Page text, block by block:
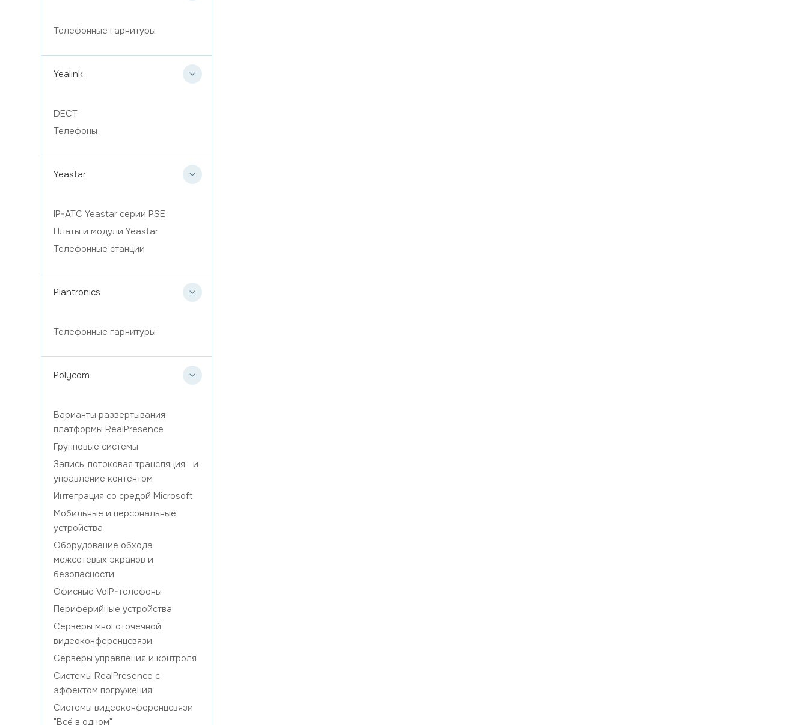
Телефонные гарнитуры
Yealink
DECT
Телефоны
Yeastar
IP-АТС Yeastar серии PSE
Платы и модули Yeastar
Телефонные станции
Plantronics
Телефонные гарнитуры
Polycom
Варианты развертывания
платформы RealPresence
Групповые системы
Запись, потоковая трансляция и
управление контентом
Интеграция со средой Microsoft
Мобильные и персональные
устройства
Оборудование обхода
межсетевых экранов и
безопасности
Офисные VoIP-телефоны
Периферийные устройства
Серверы многоточечной
видеоконференцсвязи
Серверы управления и контроля
Системы RealPresence с
эффектом погружения
Системы видеоконференцсвязи
"Всё в одном"